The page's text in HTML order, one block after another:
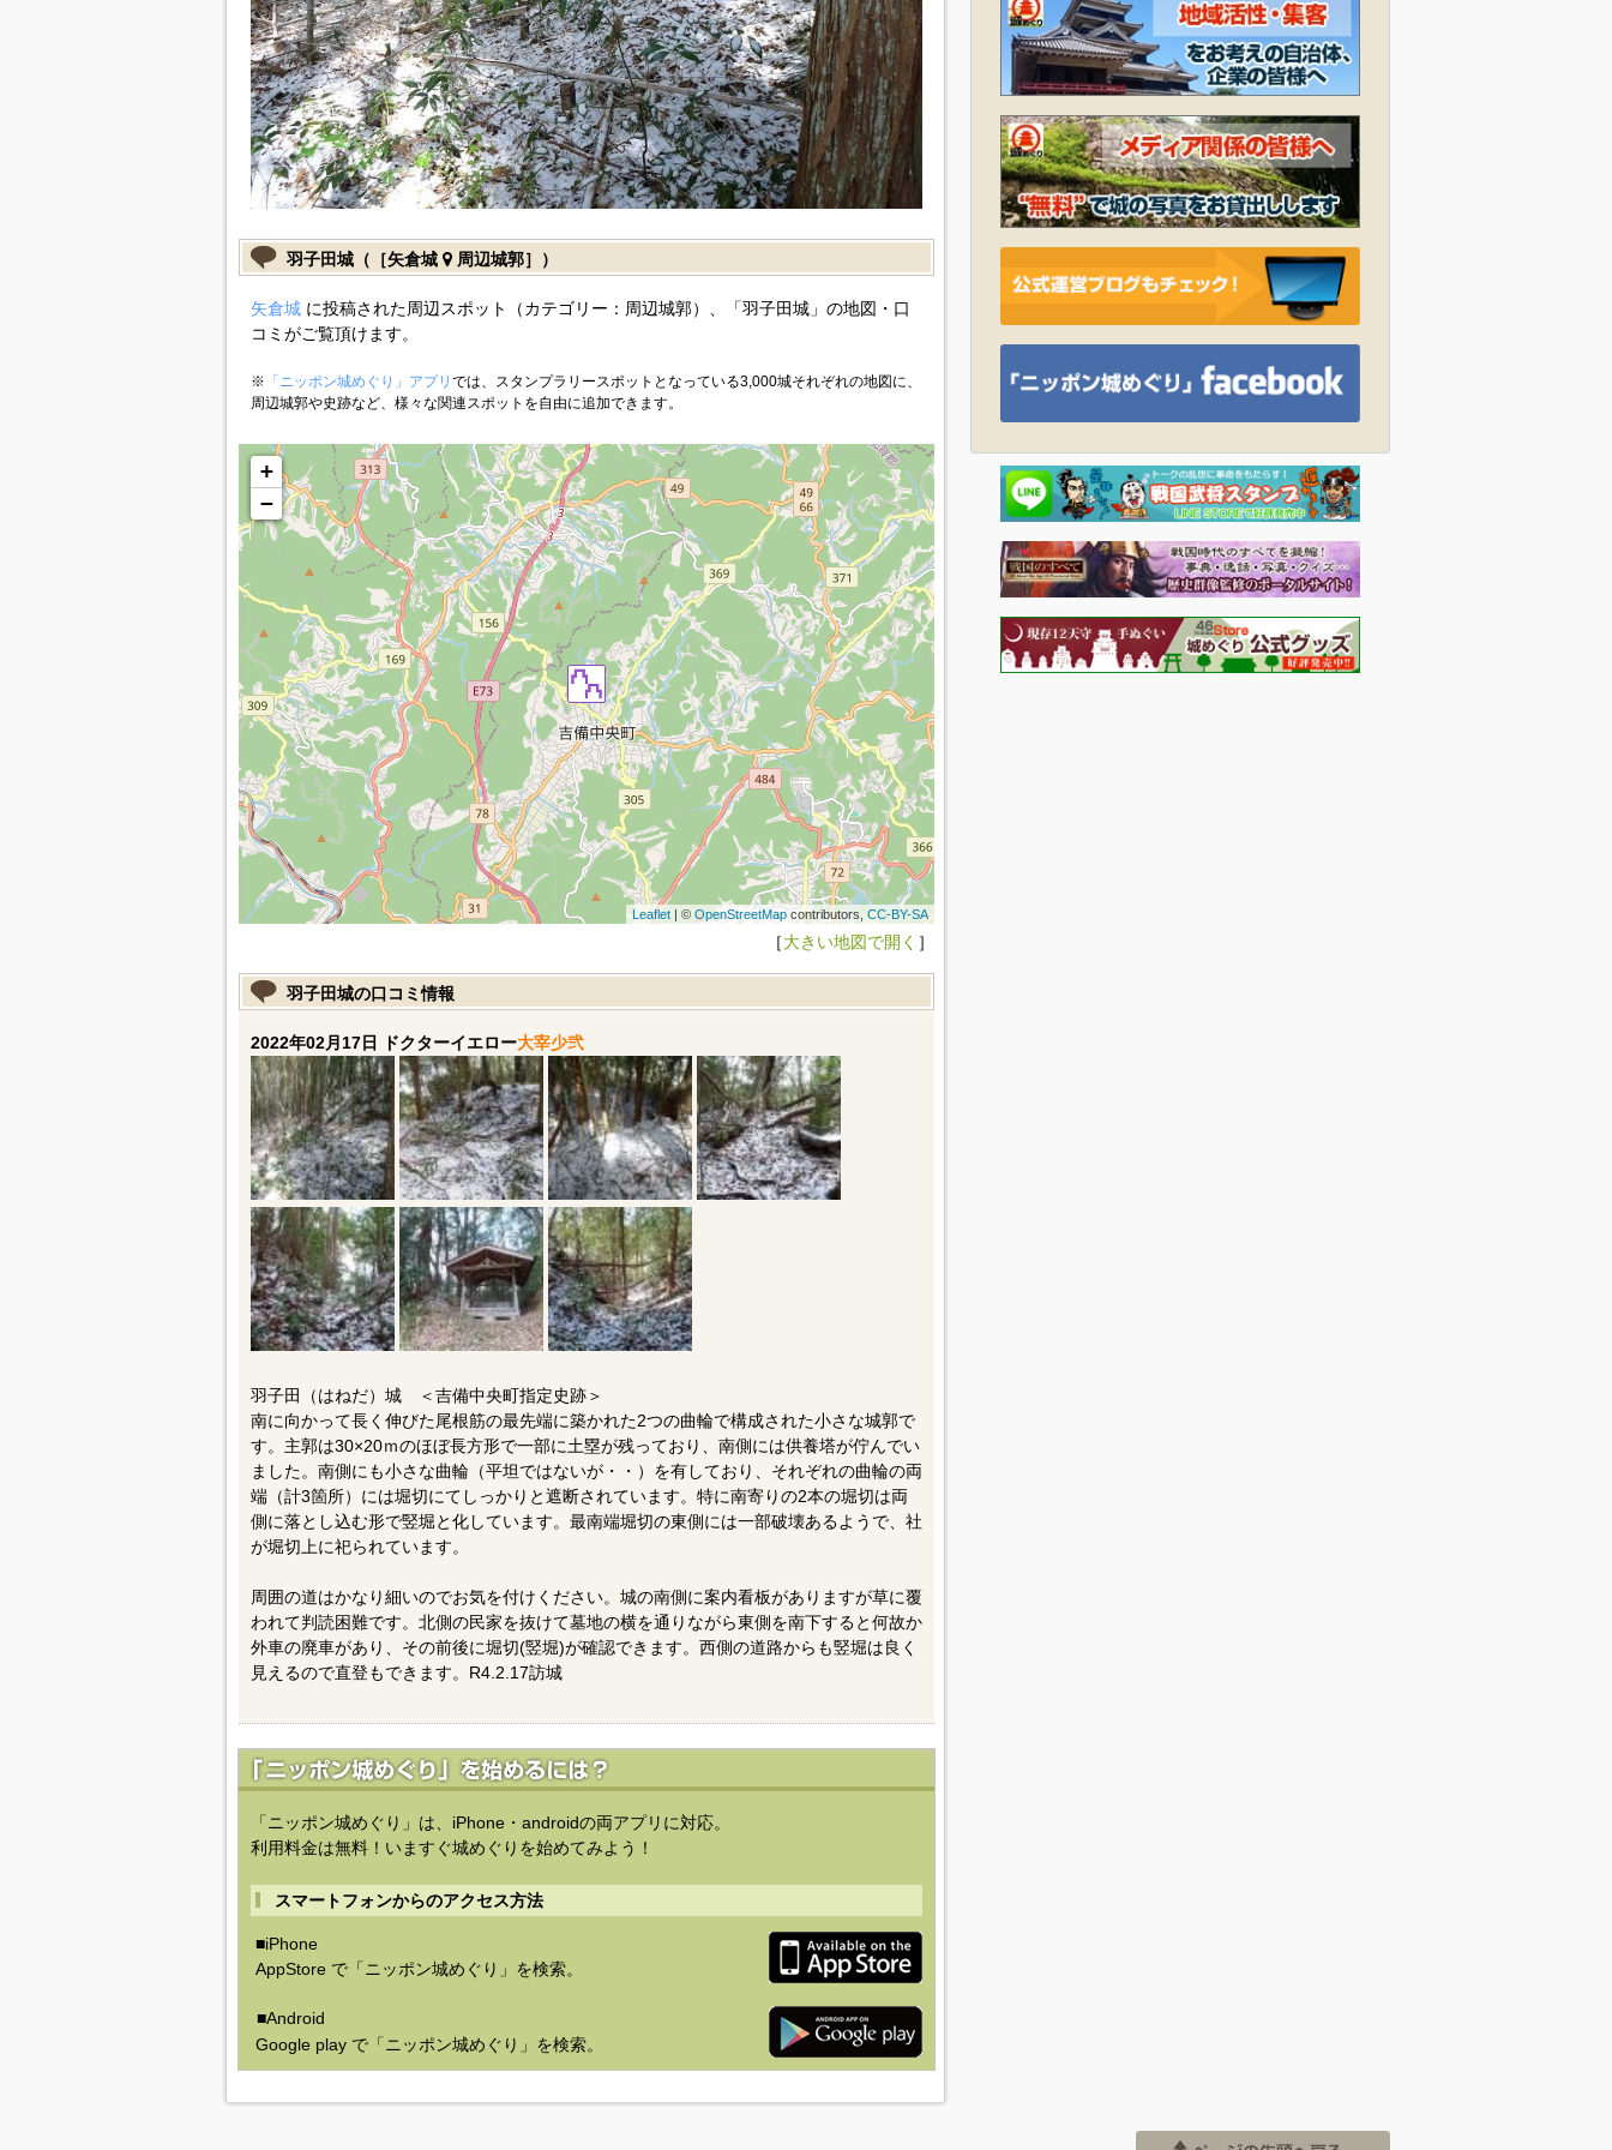
羽子田城（［矢倉城 周辺城郭］）
矢倉城に投稿された周辺スポット（カテゴリー：周辺城郭）、「羽子田城」の地図・口
コミがご覧頂けます。
※ 「ニッポン城めぐり」アプリ では、スタンプラリースポットとなっている3,000城それぞれの地図に、
周辺城郭や史跡など、様々な関連スポットを自由に追加できます。
+
−
Leaflet| © OpenStreetMapcontributors, CC-BY-SA
［大きい地図で開く ］
羽子田城の口コミ情報
2022年02月17日 ドクターイエロー大宰少弐
羽子田（はねだ）城 ＜吉備中央町指定史跡＞
南に向かって長く伸びた尾根筋の最先端に築かれた2つの曲輪で構成された小さな城郭で
す。主郭は30×20ｍのほぼ長方形で一部に土塁が残っており、南側には供養塔が佇んでい
ました。南側にも小さな曲輪（平坦ではないが・・）を有しており、それぞれの曲輪の両
端（計3箇所）には堀切にてしっかりと遮断されています。特に南寄りの2本の堀切は両
側に落とし込む形で竪堀と化しています。最南端堀切の東側には一部破壊あるようで、社
が堀切上に祀られています。
周囲の道はかなり細いのでお気を付けください。城の南側に案内看板がありますが草に覆
われて判読困難です。北側の民家を抜けて墓地の横を通りながら東側を南下すると何故か
外車の廃車があり、その前後に堀切(竪堀)が確認できます。西側の道路からも竪堀は良く
見えるので直登もできます。R4.2.17訪城
「ニッポン城めぐり」は、iPhone・androidの両アプリに対応。
利用料金は無料！いますぐ城めぐりを始めてみよう！
スマートフォンからのアクセス方法
■iPhone
AppStore で「ニッポン城めぐり」を検索。
■Android
Google play で「ニッポン城めぐり」を検索。